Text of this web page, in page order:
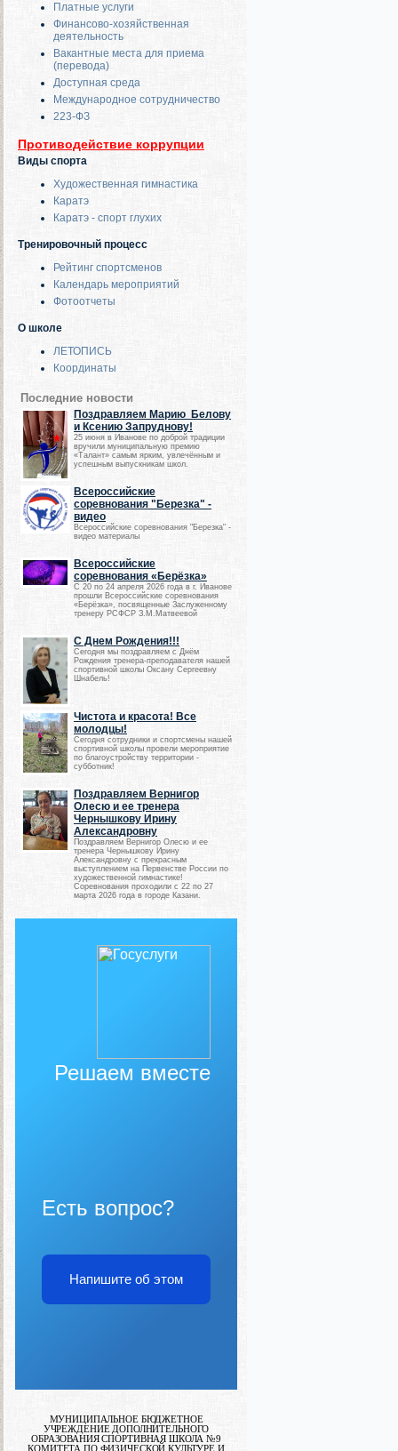
Платные услуги
Финансово-хозяйственная
деятельность
Вакантные места для приема
(перевода)
Доступная среда
Международное сотрудничество
223-ФЗ
Противодействие коррупции
Виды спорта
Художественная гимнастика
Каратэ
Каратэ - спорт глухих
Тренировочный процесс
Рейтинг спортсменов
Календарь мероприятий
Фотоотчеты
О школе
ЛЕТОПИСЬ
Координаты
Последние новости
Поздравляем Марию Белову
и Ксению Запруднову!
25 июня в Иванове по доброй традиции
вручили муниципальную премию
«Талант» самым ярким, увлечённым и
успешным выпускникам школ.
Всероссийские
соревнования "Березка" -
видео
Всероссийские соревнования "Березка" -
видео материалы
Всероссийские
соревнования «Берёзка»
С 20 по 24 апреля 2026 года в г. Иванове
прошли Всероссийские соревнования
«Берёзка», посвященные Заслуженному
тренеру РСФСР З.М.Матвеевой
С Днем Рождения!!!
Сегодня мы поздравляем с Днём
Рождения тренера-преподавателя нашей
спортивной школы Оксану Сергеевну
Шнабель!
Чистота и красота! Все
молодцы!
Сегодня сотрудники и спортсмены нашей
спортивной школы провели мероприятие
по благоустройству территории -
субботник!
Поздравляем Вернигор
Олесю и ее тренера
Чернышкову Ирину
Александровну
Поздравляем Вернигор Олесю и ее
тренера Чернышкову Ирину
Александровну с прекрасным
выступлением на Первенстве России по
художественной гимнастике!
Соревнования проходили с 22 по 27
марта 2026 года в городе Казани.
Решаем вместе
Есть вопрос?
Напишите об этом
МУНИЦИПАЛЬНОЕ БЮДЖЕТНОЕ
УЧРЕЖДЕНИЕ ДОПОЛНИТЕЛЬНОГО
ОБРАЗОВАНИЯ СПОРТИВНАЯ ШКОЛА №9
КОМИТЕТА ПО ФИЗИЧЕСКОЙ КУЛЬТУРЕ И